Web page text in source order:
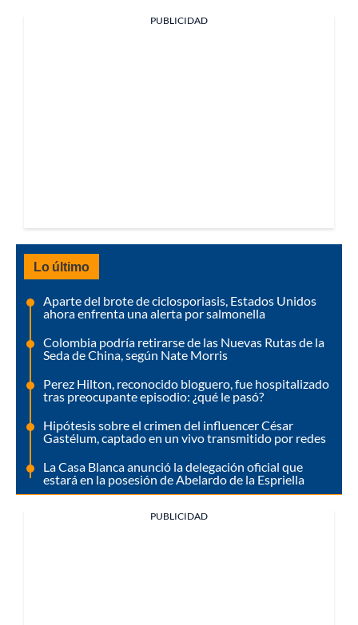
PUBLICIDAD
Lo último
Aparte del brote de ciclosporiasis, Estados Unidos
ahora enfrenta una alerta por salmonella
Colombia podría retirarse de las Nuevas Rutas de la
Seda de China, según Nate Morris
Perez Hilton, reconocido bloguero, fue hospitalizado
tras preocupante episodio: ¿qué le pasó?
Hipótesis sobre el crimen del influencer César
Gastélum, captado en un vivo transmitido por redes
La Casa Blanca anunció la delegación oficial que
estará en la posesión de Abelardo de la Espriella
PUBLICIDAD